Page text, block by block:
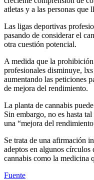
atletas y a las personas
Las ligas deportivas
pasando de considerar el
otra cuestión potencial.
A medida que la
profesionales disminuye,
aumentando las peticiones
de mejora del rendimiento.
La planta de cannabis
Sin embargo, no es hasta
una “mejora del
Se trata de una afirmación
adeptos en algunos
cannabis como la medicina
Fuente